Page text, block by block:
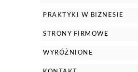
PRAKTYKI W BIZNESIE
STRONY FIRMOWE
WYRÓŻNIONE